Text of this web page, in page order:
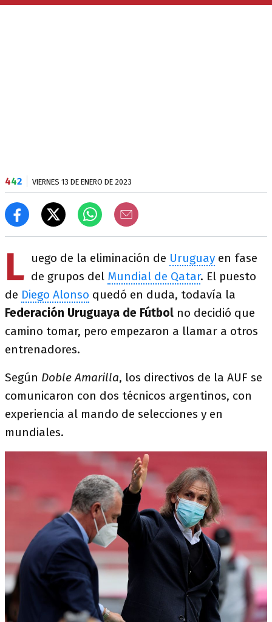
442 VIERNES 13 DE ENERO DE 2023
L uego de la eliminación de Uruguay en fase
de grupos del Mundial de Qatar. El puesto
de Diego Alonso quedó en duda, todavía la
Federación Uruguaya de Fútbol no decidió que
camino tomar, pero empezaron a llamar a otros
entrenadores.
Según Doble Amarilla, los directivos de la AUF se
comunicaron con dos técnicos argentinos, con
experiencia al mando de selecciones y en
mundiales.